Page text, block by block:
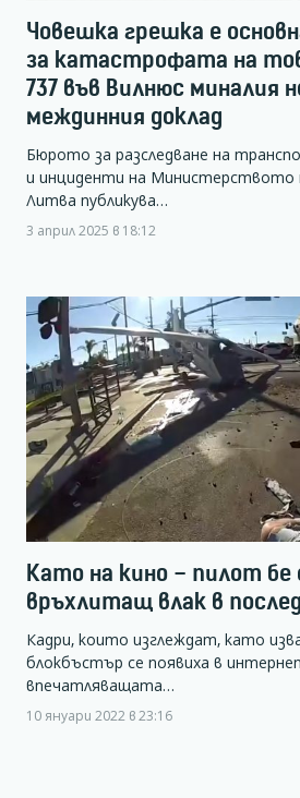
Човешка грешка е
за катастрофата на
737 във Вилнюс миналия
междинния доклад
Бюрото за разследване на
и инциденти на Министерството
Литва публикува…
3 април 2025 в 18:12
Като на кино – пилот бе
връхлитащ влак в
Кадри, които изглеждат, като
блокбъстър се появиха в
впечатляващата…
10 януари 2022 в 23:16